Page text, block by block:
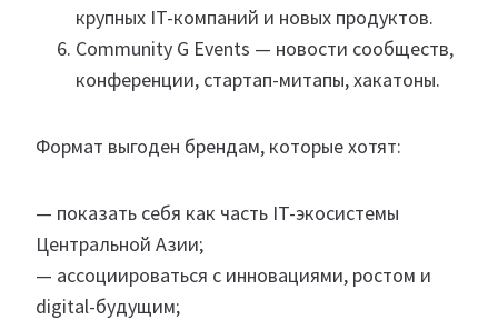
крупных IT-компаний и новых продуктов.
Community G Events — новости сообществ,
конференции, стартап-митапы, хакатоны.
Формат выгоден брендам, которые хотят:
— показать себя как часть IT-экосистемы
Центральной Азии;
— ассоциироваться с инновациями, ростом и
digital-будущим;